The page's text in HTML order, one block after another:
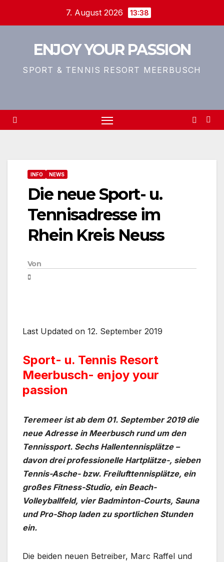
7. August 2026 13:38
ENJOY YOUR PASSION
SPORT & TENNIS RESORT MEERBUSCH
INFO NEWS
Die neue Sport- u.
Tennisadresse im
Rhein Kreis Neuss
Von
Last Updated on 12. September 2019
Sport- u. Tennis Resort
Meerbusch- enjoy your
passion
Teremeer ist ab dem 01. September 2019 die
neue Adresse in Meerbusch rund um den
Tennissport. Sechs Hallentennisplätze –
davon drei professionelle Hartplätze-, sieben
Tennis-Asche- bzw. Freilufttennisplätze, ein
großes Fitness-Studio, ein Beach-
Volleyballfeld, vier Badminton-Courts, Sauna
und Pro-Shop laden zu sportlichen Stunden
ein.
Die beiden neuen Betreiber, Marc Raffel und